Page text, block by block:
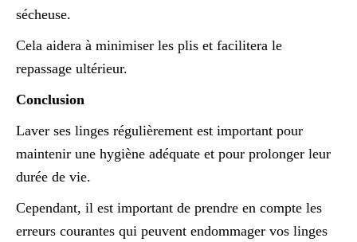
sécheuse.
Cela aidera à minimiser les plis et facilitera le
repassage ultérieur.
Conclusion
Laver ses linges régulièrement est important pour
maintenir une hygiène adéquate et pour prolonger leur
durée de vie.
Cependant, il est important de prendre en compte les
erreurs courantes qui peuvent endommager vos linges